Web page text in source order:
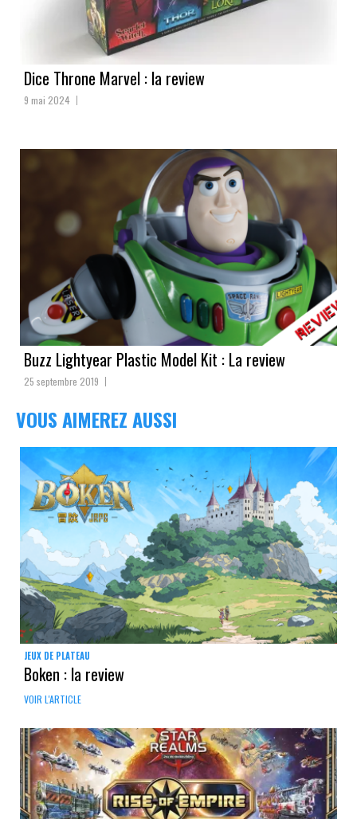
Dice Throne Marvel : la review
9 mai 2024
Buzz Lightyear Plastic Model Kit : La review
25 septembre 2019
VOUS AIMEREZ AUSSI
JEUX DE PLATEAU
Boken : la review
VOIR L'ARTICLE